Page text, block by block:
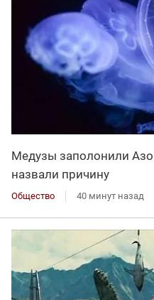
Медузы заполонили
назвали причину
Общество 40 минут назад